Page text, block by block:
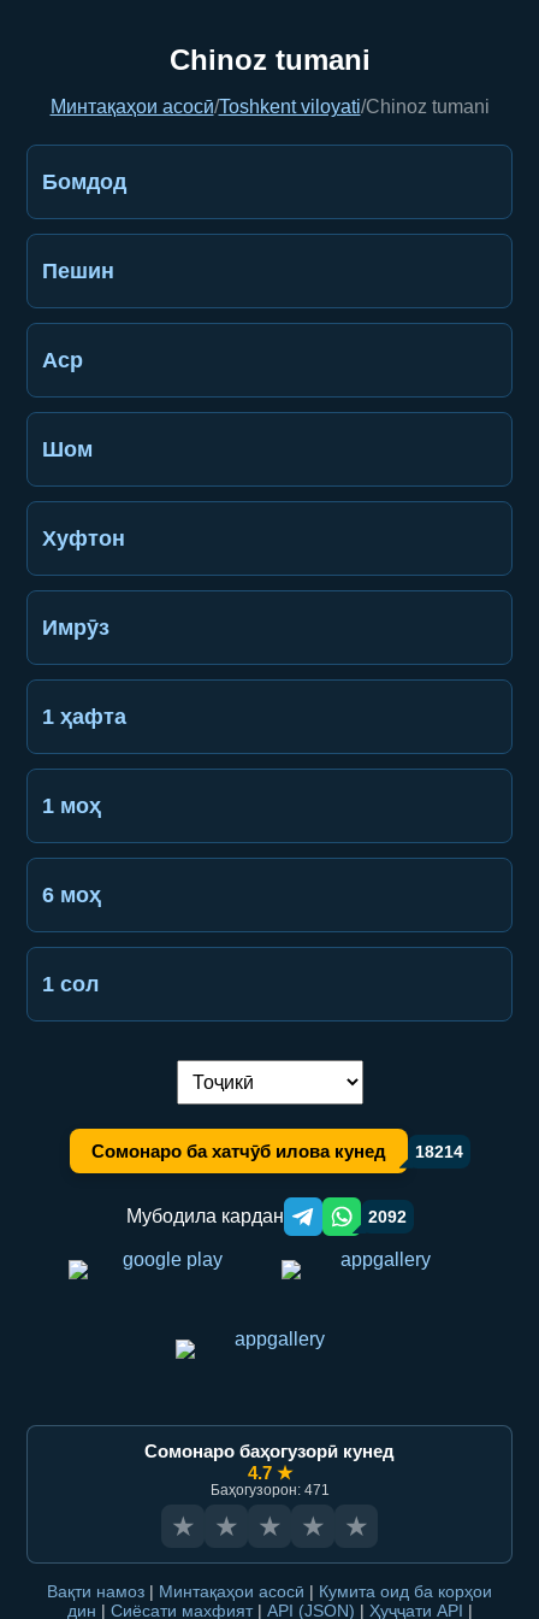
Chinoz tumani
Минтақаҳои асосӣ/Toshkent viloyati/Chinoz tumani
Бомдод
Пешин
Аср
Шом
Хуфтон
Имрӯз
1 ҳафта
1 моҳ
6 моҳ
1 сол
Иваз кардани забон:
Сомонаро ба хатчӯб илова кунед 18214
Мубодила кардан Telegram orqali ulashish
WhatsApp orqali ulashish
2092
Сомонаро баҳогузорӣ кунед
4.7 ★
Баҳогузорон: 471
★ ★ ★ ★ ★
Вақти намоз | Минтақаҳои асосӣ | Кумита оид ба корҳои
дин | Сиёсати махфият | API (JSON) | Ҳуҷҷати API |